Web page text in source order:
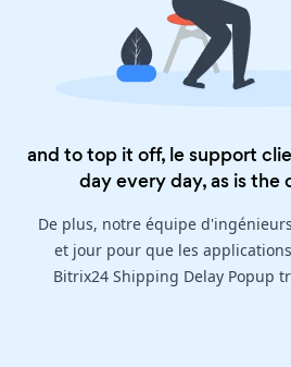
and to top it off, le support
day every day, as is the
De plus, notre équipe
et jour pour que les
Bitrix24 Shipping Delay Popup